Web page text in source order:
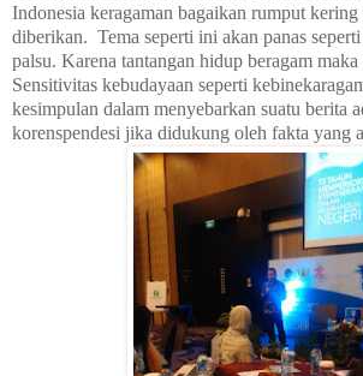
Indonesia keragaman bagaikan rumput kering
diberikan. Tema seperti ini akan panas
palsu. Karena tantangan hidup beragam maka
Sensitivitas kebudayaan seperti
kesimpulan dalam menyebarkan suatu berita
korenspendesi jika didukung oleh fakta yang